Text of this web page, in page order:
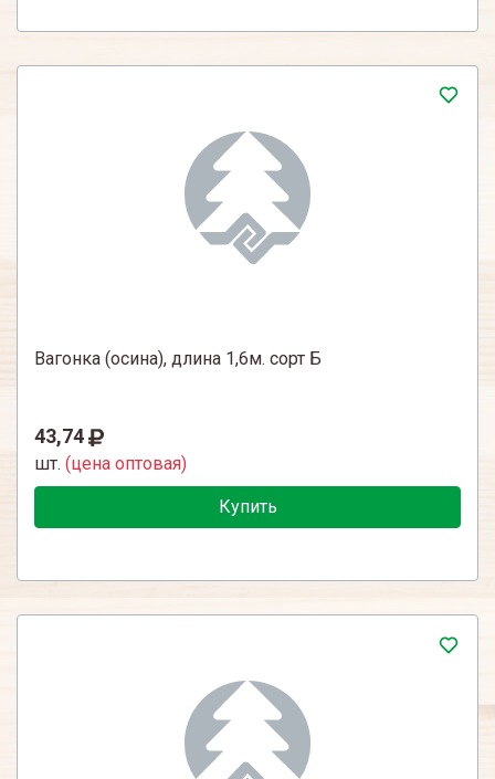
Вагонка (осина), длина 1,6м. сорт Б
43,74
шт. (цена оптовая)
Купить